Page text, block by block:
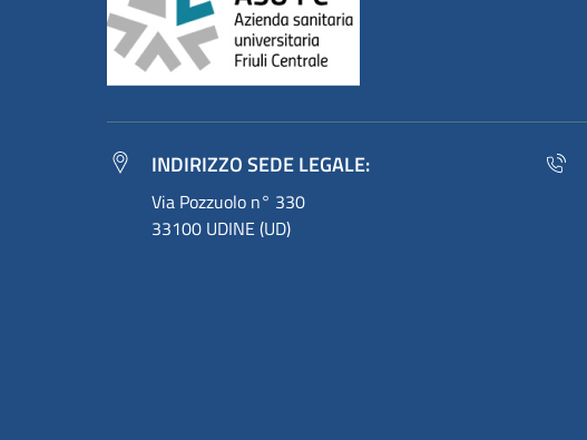
INDIRIZZO SEDE LEGALE:
Via Pozzuolo n° 330
33100 UDINE (UD)